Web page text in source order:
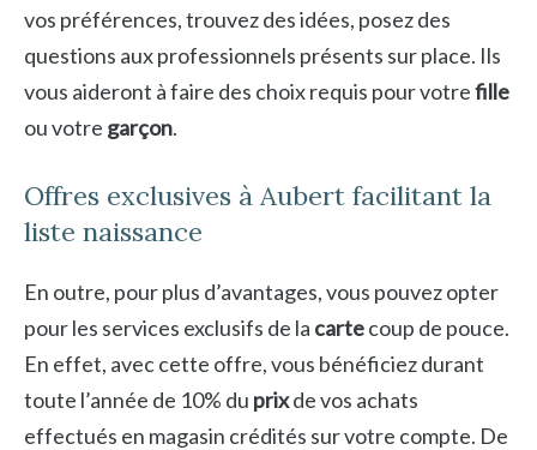
vos préférences, trouvez des idées, posez des
questions aux professionnels présents sur place. Ils
vous aideront à faire des choix requis pour votrefille
ou votre garçon.
Offres exclusives à Aubert facilitant la
liste naissance
En outre, pour plus d’avantages, vous pouvez opter
pour les services exclusifs de la cartecoup de pouce.
En effet, avec cette offre, vous bénéficiez durant
toute l’année de 10% du prixde vos achats
effectués en magasin crédités sur votre compte. De